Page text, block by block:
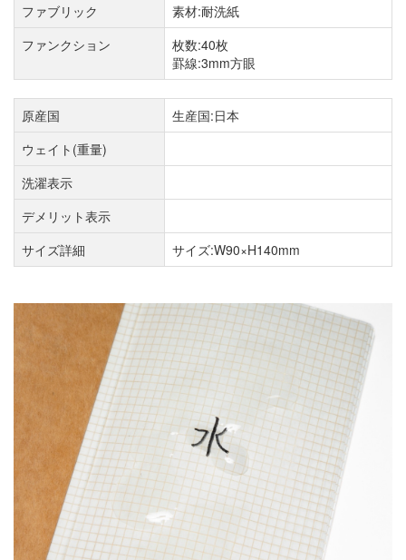
ファブリック
素材:耐洗紙
ファンクション
枚数:40枚
罫線:3mm方眼
原産国
生産国:日本
ウェイト(重量)
洗濯表示
デメリット表示
サイズ詳細
サイズ:W90×H140mm